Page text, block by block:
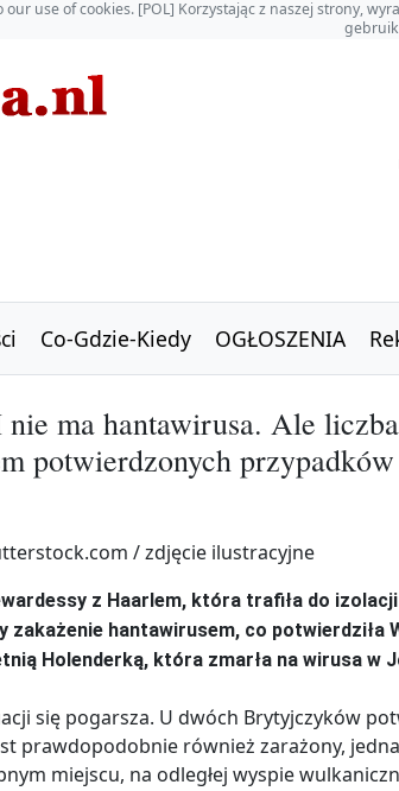
use of cookies. [POL] Korzystając z naszej strony,
Co-Gdzie-Kiedy OGŁOSZENIA
nie ma hantawirusa. Ale
potwierdzonych przypadków
z Haarlem, która trafiła do
zakażenie hantawirusem, co potwierdziła
Holenderką, która zmarła na wirusa w
się pogarsza. U dwóch Brytyjczyków
prawdopodobnie również zarażony,
miejscu, na odległej wyspie